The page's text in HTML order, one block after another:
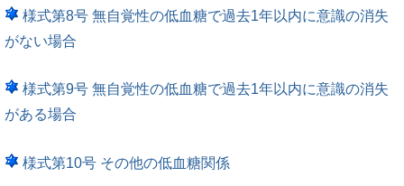
様式第8号 無自覚性の低血糖で過去1年以内に意識の消失
がない場合
様式第9号 無自覚性の低血糖で過去1年以内に意識の消失
がある場合
様式第10号 その他の低血糖関係